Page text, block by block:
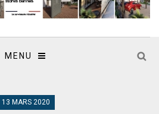
MENU
13 MARS 2020